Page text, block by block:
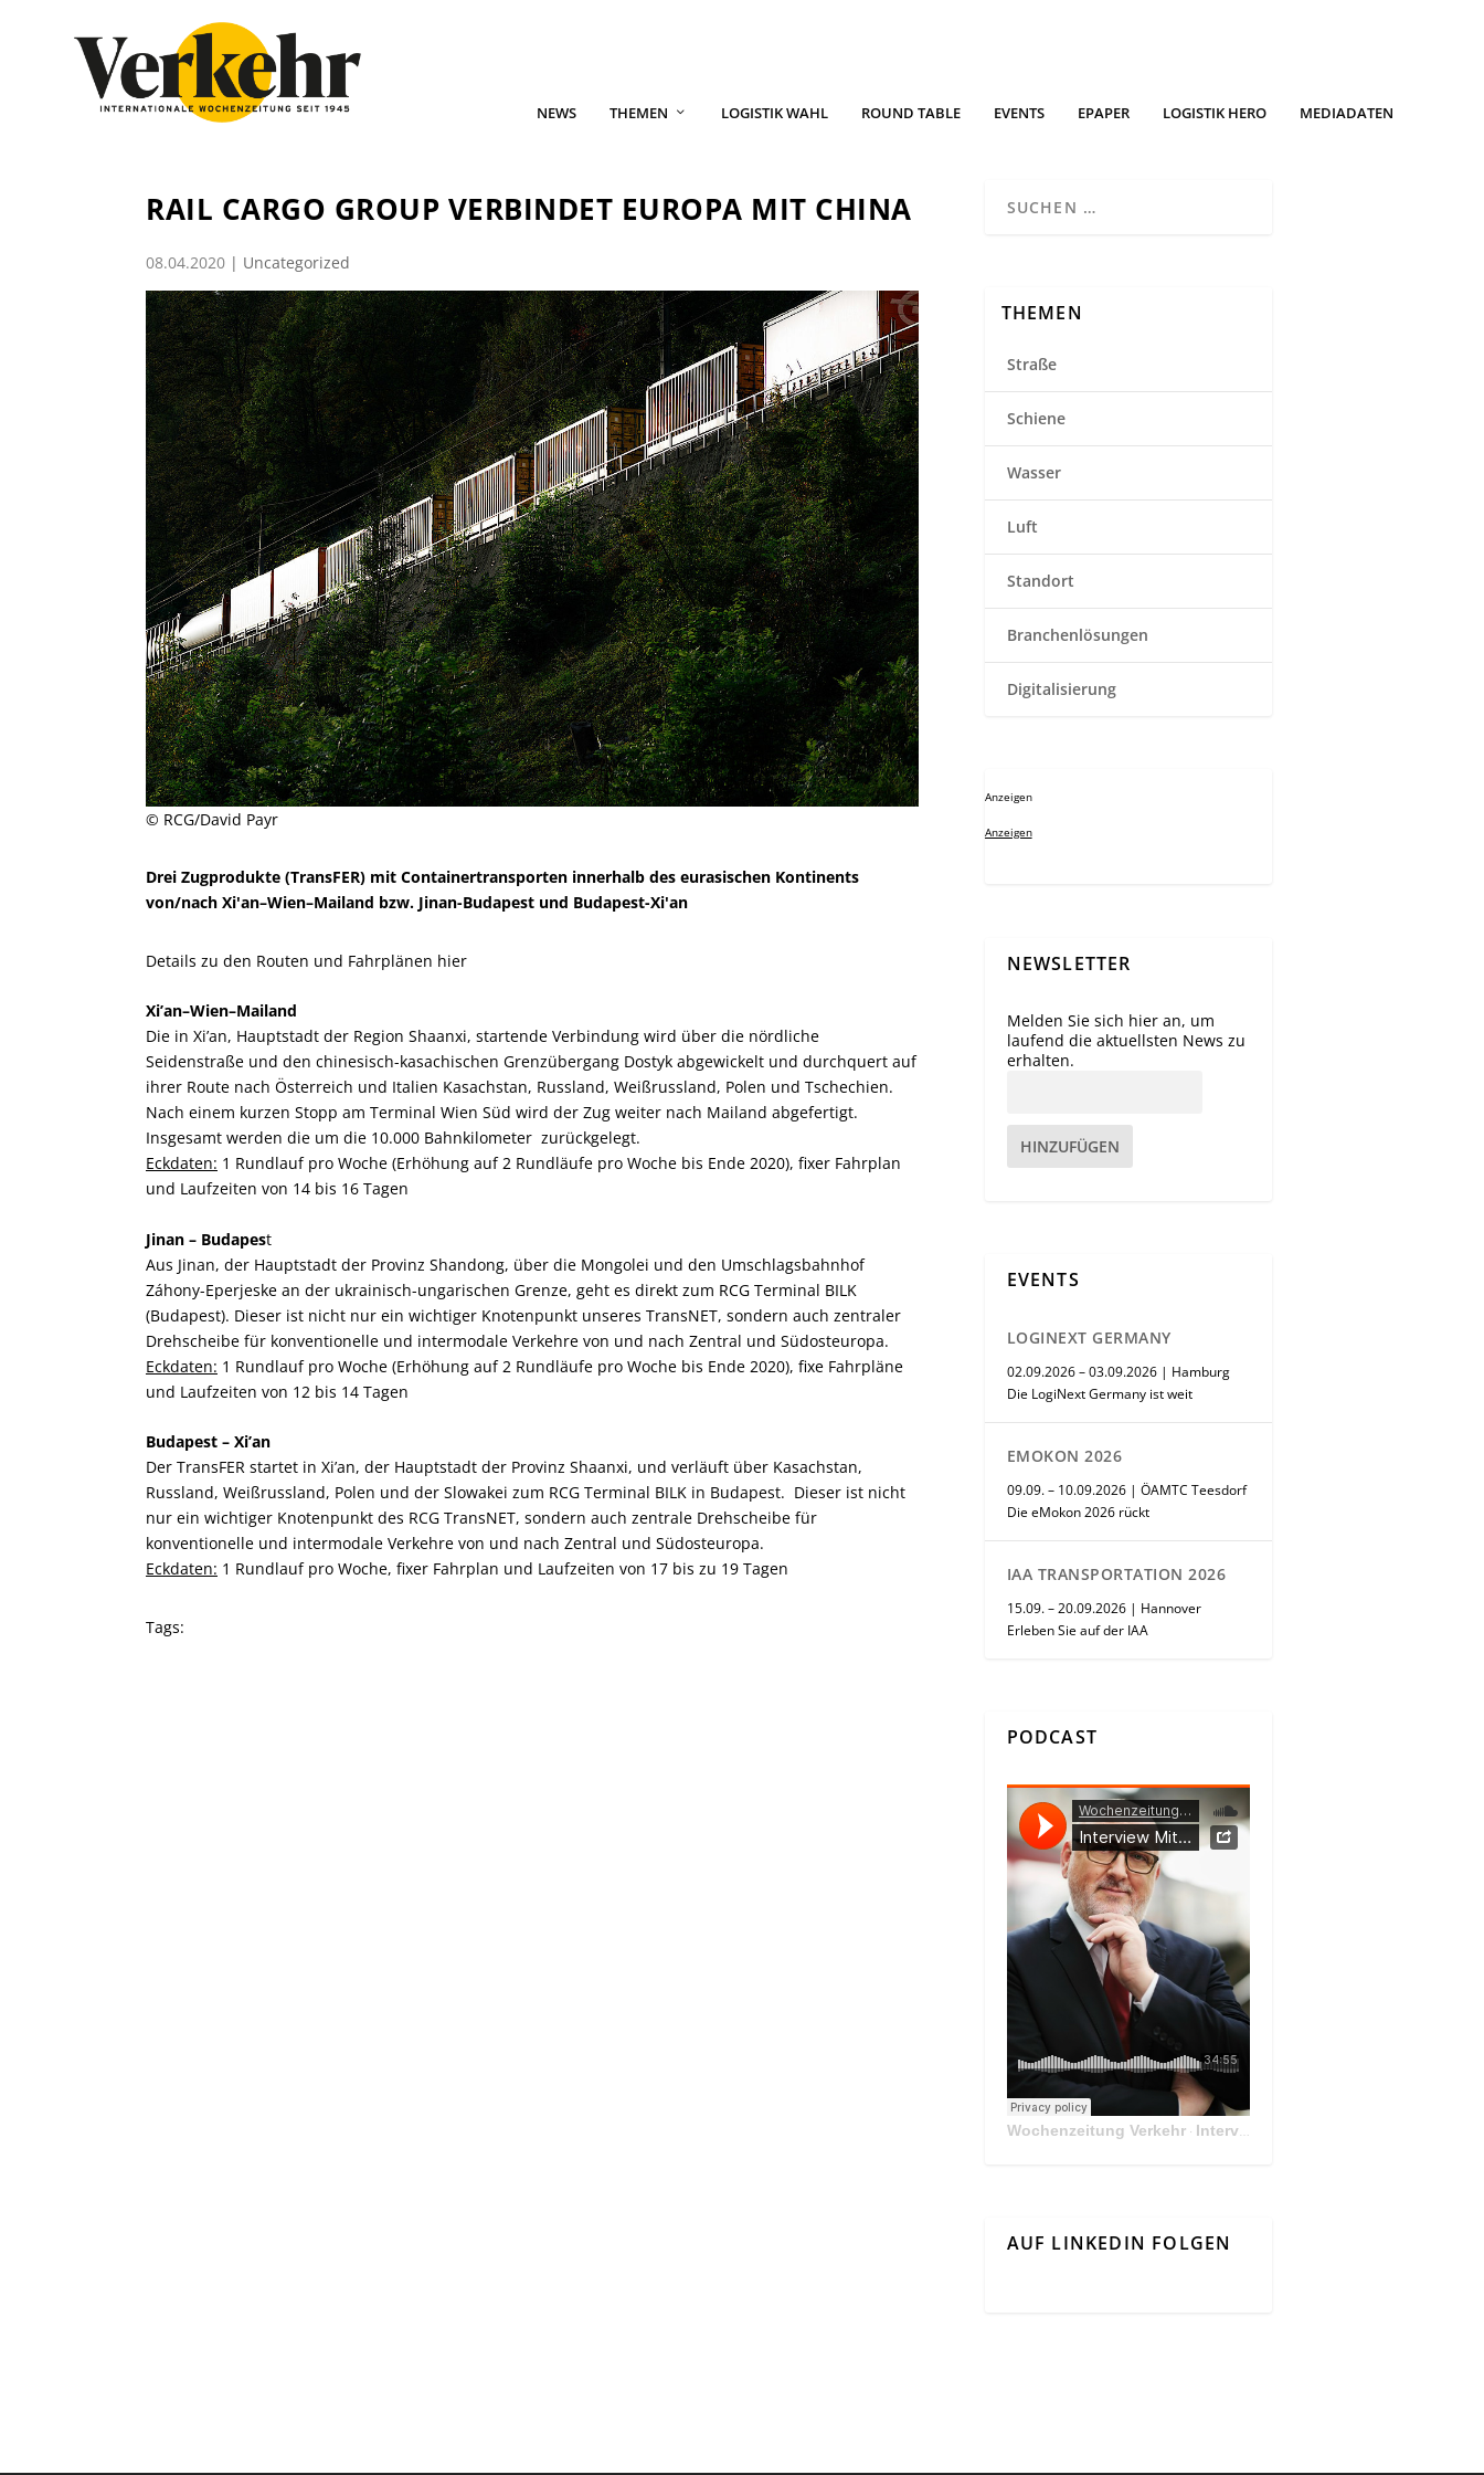
NEWS THEMEN LOGISTIK WAHL ROUND TABLE EVENTS EPAPER LOGISTIK HERO MEDIADATEN
RAIL CARGO GROUP VERBINDET EUROPA MIT CHINA
08.04.2020 | Uncategorized
© RCG/David Payr
Drei Zugprodukte (TransFER) mit Containertransporten innerhalb des eurasischen Kontinents
von/nach Xi'an–Wien–Mailand bzw. Jinan-Budapest und Budapest-Xi'an
Details zu den Routen und Fahrplänen hier
Xi’an–Wien–Mailand
Die in Xi’an, Hauptstadt der Region Shaanxi, startende Verbindung wird über die nördliche
Seidenstraße und den chinesisch-kasachischen Grenzübergang Dostyk abgewickelt und durchquert auf
ihrer Route nach Österreich und Italien Kasachstan, Russland, Weißrussland, Polen und Tschechien.
Nach einem kurzen Stopp am Terminal Wien Süd wird der Zug weiter nach Mailand abgefertigt.
Insgesamt werden die um die 10.000 Bahnkilometer zurückgelegt.
Eckdaten: 1 Rundlauf pro Woche (Erhöhung auf 2 Rundläufe pro Woche bis Ende 2020), fixer Fahrplan
und Laufzeiten von 14 bis 16 Tagen
Jinan – Budapest
Aus Jinan, der Hauptstadt der Provinz Shandong, über die Mongolei und den Umschlagsbahnhof
Záhony-Eperjeske an der ukrainisch-ungarischen Grenze, geht es direkt zum RCG Terminal BILK
(Budapest). Dieser ist nicht nur ein wichtiger Knotenpunkt unseres TransNET, sondern auch zentraler
Drehscheibe für konventionelle und intermodale Verkehre von und nach Zentral und Südosteuropa.
Eckdaten: 1 Rundlauf pro Woche (Erhöhung auf 2 Rundläufe pro Woche bis Ende 2020), fixe Fahrpläne
und Laufzeiten von 12 bis 14 Tagen
Budapest – Xi’an
Der TransFER startet in Xi’an, der Hauptstadt der Provinz Shaanxi, und verläuft über Kasachstan,
Russland, Weißrussland, Polen und der Slowakei zum RCG Terminal BILK in Budapest. Dieser ist nicht
nur ein wichtiger Knotenpunkt des RCG TransNET, sondern auch zentrale Drehscheibe für
konventionelle und intermodale Verkehre von und nach Zentral und Südosteuropa.
Eckdaten: 1 Rundlauf pro Woche, fixer Fahrplan und Laufzeiten von 17 bis zu 19 Tagen
Tags:
THEMEN
Straße
Schiene
Wasser
Luft
Standort
Branchenlösungen
Digitalisierung
Anzeigen
Anzeigen
NEWSLETTER
Melden Sie sich hier an, um
laufend die aktuellsten News zu
erhalten.
HINZUFÜGEN
EVENTS
LOGINEXT GERMANY
02.09.2026 – 03.09.2026 | Hamburg
Die LogiNext Germany ist weit
EMOKON 2026
09.09. – 10.09.2026 | ÖAMTC Teesdorf
Die eMokon 2026 rückt
IAA TRANSPORTATION 2026
15.09. – 20.09.2026 | Hannover
Erleben Sie auf der IAA
PODCAST
Wochenzeitung Verkehr· Interview Mit Andreas Matthä, CEO der ÖBB Holding
AUF LINKEDIN FOLGEN